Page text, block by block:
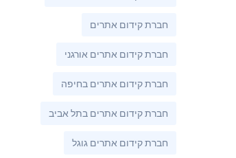
חברת קידום אתרים
חברת קידום אתרים אורגני
חברת קידום אתרים בחיפה
חברת קידום אתרים בתל אביב
חברת קידום אתרים גוגל